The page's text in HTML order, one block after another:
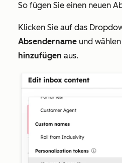
So fügen Sie einen neuen
Klicken Sie auf das
Absendername und
hinzufügen aus.